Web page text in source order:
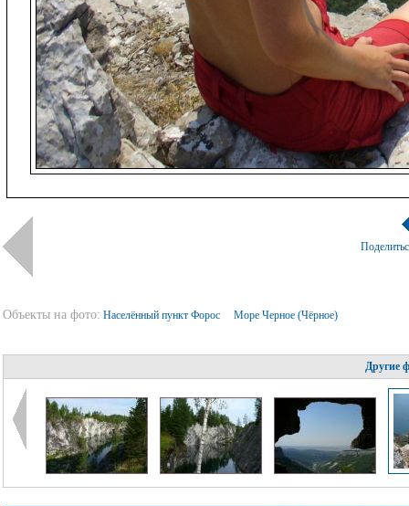
Объекты на фото: Населённый пункт Форос Море Черное (Чёрное)
Другие